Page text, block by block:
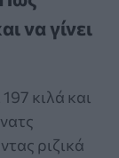
να γίνει
κιλά και
ριζικά